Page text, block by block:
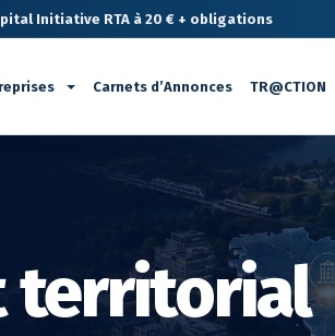
Initiative RTA à 20 € + obligations
Carnets d’Annonces TR@CTION
territorial